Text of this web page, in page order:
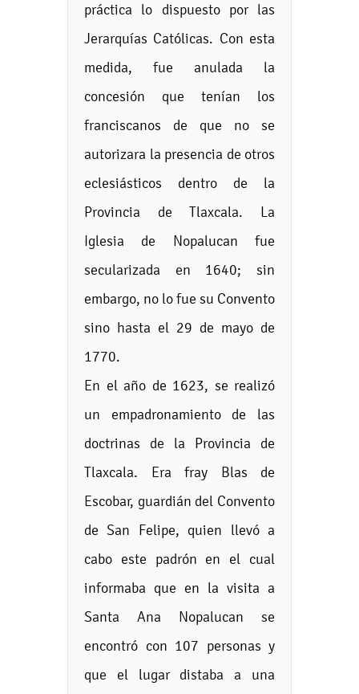
práctica lo dispuesto por las
Jerarquías Católicas. Con esta
medida, fue anulada la
concesión que tenían los
franciscanos de que no se
autorizara la presencia de otros
eclesiásticos dentro de la
Provincia de Tlaxcala. La
Iglesia de Nopalucan fue
secularizada en 1640; sin
embargo, no lo fue su Convento
sino hasta el 29 de mayo de
1770.
En el año de 1623, se realizó
un empadronamiento de las
doctrinas de la Provincia de
Tlaxcala. Era fray Blas de
Escobar, guardián del Convento
de San Felipe, quien llevó a
cabo este padrón en el cual
informaba que en la visita a
Santa Ana Nopalucan se
encontró con 107 personas y
que el lugar distaba a una